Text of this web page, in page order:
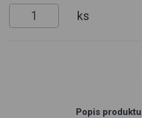
prevedenie Kompaktná veľkosť 9 cm – ideálne na pracovný
stôl, kúpeľňu či menšie miestnosti Parametre Materiál:
mastenec (soapstone) Rozmer: výška cca 9 cm Hmotnosť:
ks
Popis produktu